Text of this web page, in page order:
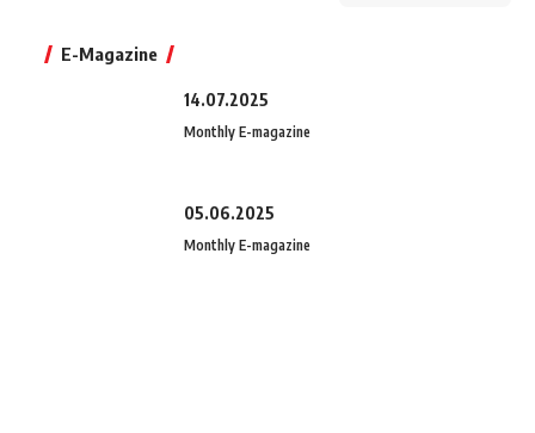
E-Magazine
14.07.2025
Monthly E-magazine
05.06.2025
Monthly E-magazine